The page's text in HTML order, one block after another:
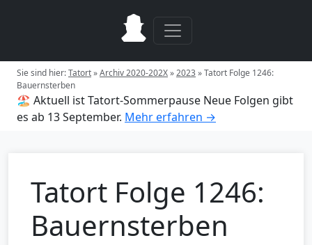
Sie sind hier:Tatort»Archiv 2020-202X»2023»Tatort Folge 1246:
Bauernsterben
🏖️ Aktuell ist Tatort-Sommerpause Neue Folgen gibt
es ab 13 September. Mehr erfahren →
Tatort Folge 1246:
Bauernsterben